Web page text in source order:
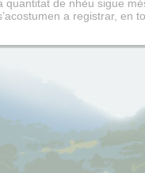
quantitat de nhèu sigue
a registrar, en